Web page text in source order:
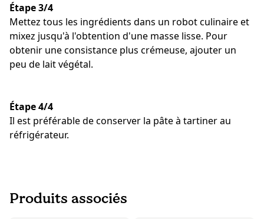
Étape 3/4
Mettez tous les ingrédients dans un robot culinaire et
mixez jusqu'à l'obtention d'une masse lisse. Pour
obtenir une consistance plus crémeuse, ajouter un
peu de lait végétal.
Étape 4/4
Il est préférable de conserver la pâte à tartiner au
réfrigérateur.
Produits associés